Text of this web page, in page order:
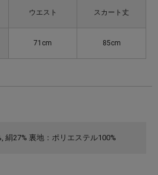
ウエスト スカート丈
71cm 85cm
絹27% 裏地：ポリエステル100%